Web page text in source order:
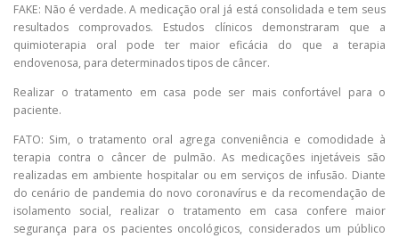
FAKE: Não é verdade. A medicação oral já está consolidada e tem seus
resultados comprovados. Estudos clínicos demonstraram que a
quimioterapia oral pode ter maior eficácia do que a terapia
endovenosa, para determinados tipos de câncer.
Realizar o tratamento em casa pode ser mais confortável para o
paciente.
FATO: Sim, o tratamento oral agrega conveniência e comodidade à
terapia contra o câncer de pulmão. As medicações injetáveis são
realizadas em ambiente hospitalar ou em serviços de infusão. Diante
do cenário de pandemia do novo coronavírus e da recomendação de
isolamento social, realizar o tratamento em casa confere maior
segurança para os pacientes oncológicos, considerados um público